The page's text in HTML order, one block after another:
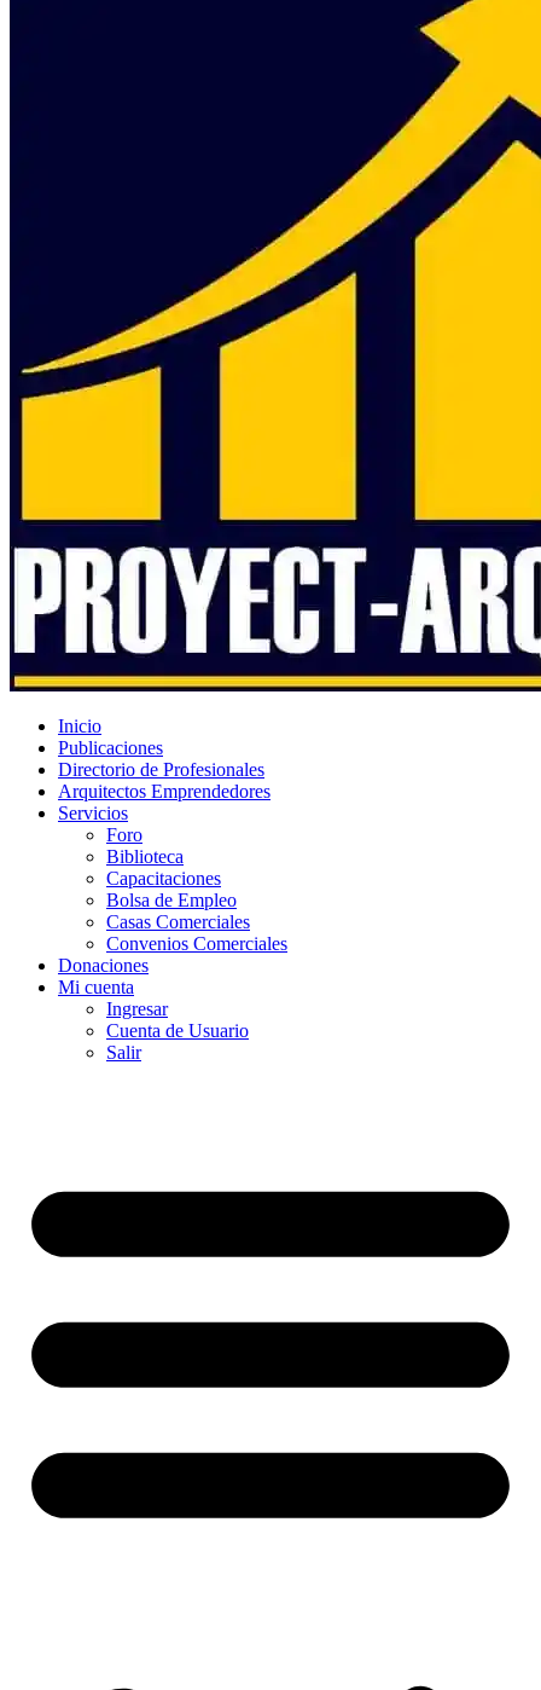
Inicio
Publicaciones
Directorio de Profesionales
Arquitectos Emprendedores
Servicios
Foro
Biblioteca
Capacitaciones
Bolsa de Empleo
Casas Comerciales
Convenios Comerciales
Donaciones
Mi cuenta
Ingresar
Cuenta de Usuario
Salir